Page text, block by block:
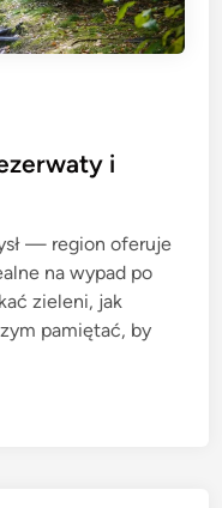
i
— region oferuje
na wypad po
zieleni, jak
pamiętać, by